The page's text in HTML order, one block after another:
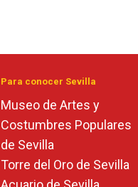
Para conocer Sevilla
Museo de Artes y
Costumbres Populares
de Sevilla
Torre del Oro de Sevilla